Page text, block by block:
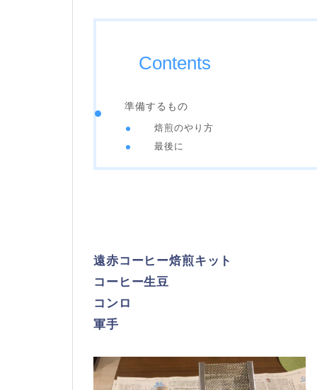
Contents
準備するもの
焙煎のやり方
最後に
遠赤コーヒー焙煎キット
コーヒー生豆
コンロ
軍手